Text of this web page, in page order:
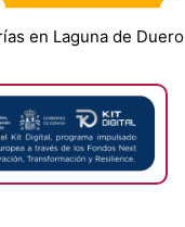
en Laguna de Duero